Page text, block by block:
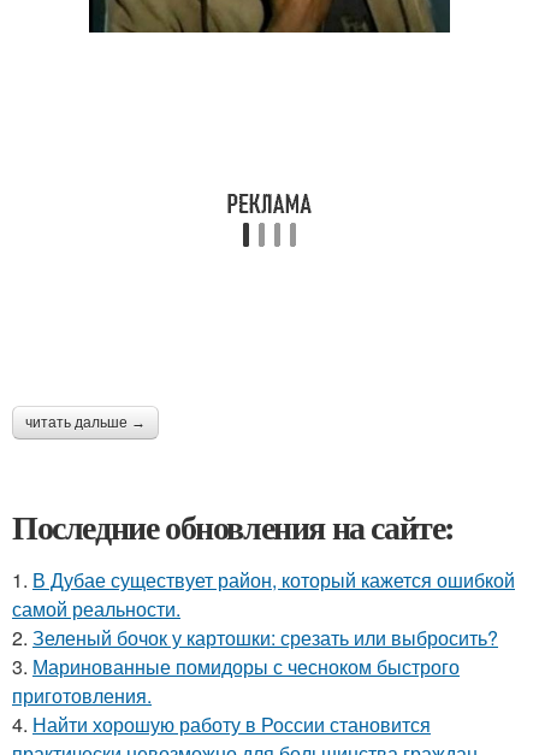
читать дальше →
Последние обновления на сайте:
1. В Дубае существует район, который кажется ошибкой
самой реальности.
2. Зеленый бочок у картошки: срезать или выбросить?
3. Маринованные помидоры с чесноком быстрого
приготовления.
4. Найти хорошую работу в России становится